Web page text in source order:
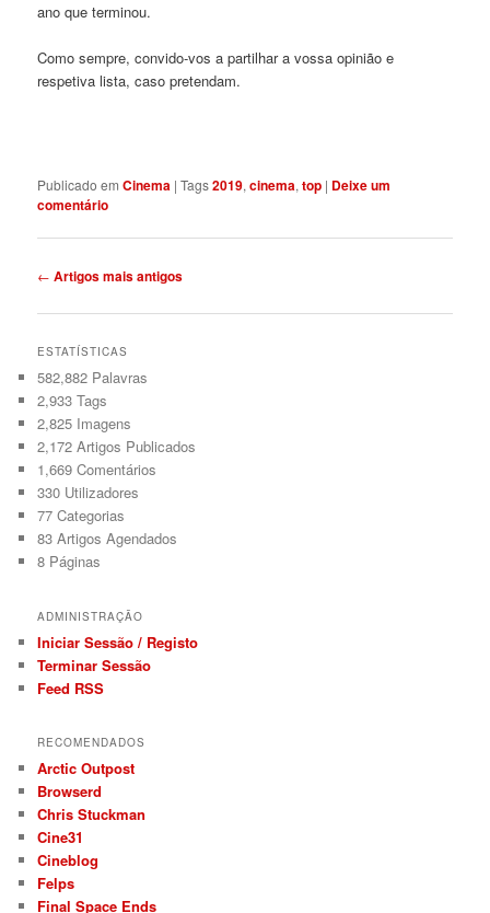
ano que terminou.
Como sempre, convido-vos a partilhar a vossa opinião e
respetiva lista, caso pretendam.
Publicado em Cinema |Tags2019,cinema,top | Deixe um
comentário
Navegação
artigos
← Artigos mais antigos
ESTATÍSTICAS
582,882 Palavras
2,933 Tags
2,825 Imagens
2,172 Artigos Publicados
1,669 Comentários
330 Utilizadores
77 Categorias
83 Artigos Agendados
8 Páginas
ADMINISTRAÇÃO
Iniciar Sessão / Registo
Terminar Sessão
Feed RSS
RECOMENDADOS
Arctic Outpost
Browserd
Chris Stuckman
Cine31
Cineblog
Felps
Final Space Ends